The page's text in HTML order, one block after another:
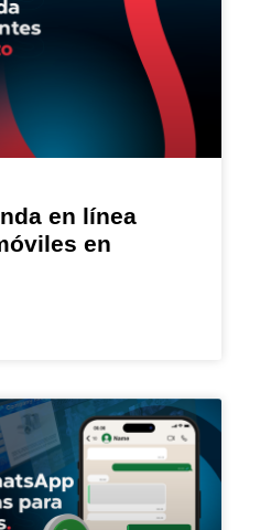
en línea
en